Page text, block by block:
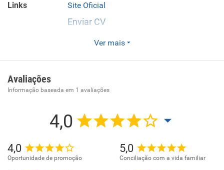
Links
Site Oficial
Enviar CV
A OnHere é uma plataforma de gestão logística
automatiza, integra e controla todas as etapas do delivery,
do pedido à entrega final. Com roteirização inteligente,
marketplaces, conectamos farmácias aos melhores
operadores logísticos, aumentando a eficiência, o controle
hub logístico digital com a OnHere.
Ver mais
Avaliações
Informação baseada em 1 avaliações
4,0
4,0
Oportunidade de promoção
5,0
Conciliação com a vida familiar